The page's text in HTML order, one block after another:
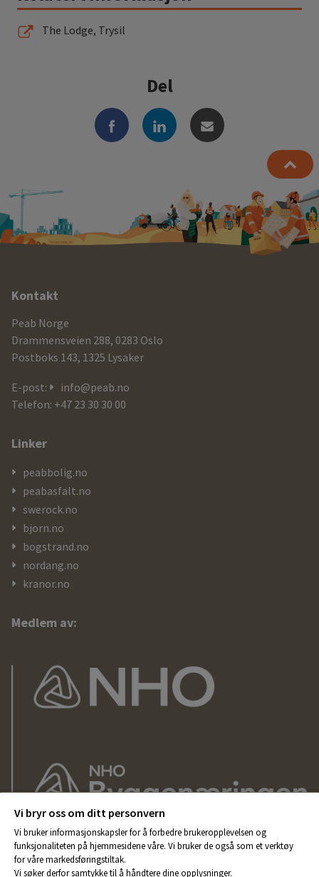
The Lodge, Trysil
Del
Ytterligere
informasjon
og
kontaktdetaljer
Kontakt
Peab Norge
Drammensveien 288, 0283 Oslo
Postboks 143, 1325 Lysaker
E-post:
info@peab.no
Telefon: +47 23 30 30 00
Linker
peabbolig.no
peabasfalt.no
swerock.no
bjorn.no
bogstrand.no
nordang.no
kranor.no
Medlem av:
Vi bryr oss om ditt personvern
Vi bruker informasjonskapsler for å forbedre brukeropplevelsen og
funksjonaliteten på hjemmesidene våre. Vi bruker de også som et verktøy
for våre markedsføringstiltak.
Vi søker derfor samtykke til å håndtere dine opplysninger.